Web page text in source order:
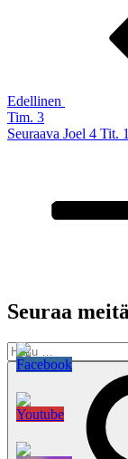
Edellinen
Tim. 3
Seuraava
Seuraava Joel 4 Tit. 1
Seuraa
Etsi: